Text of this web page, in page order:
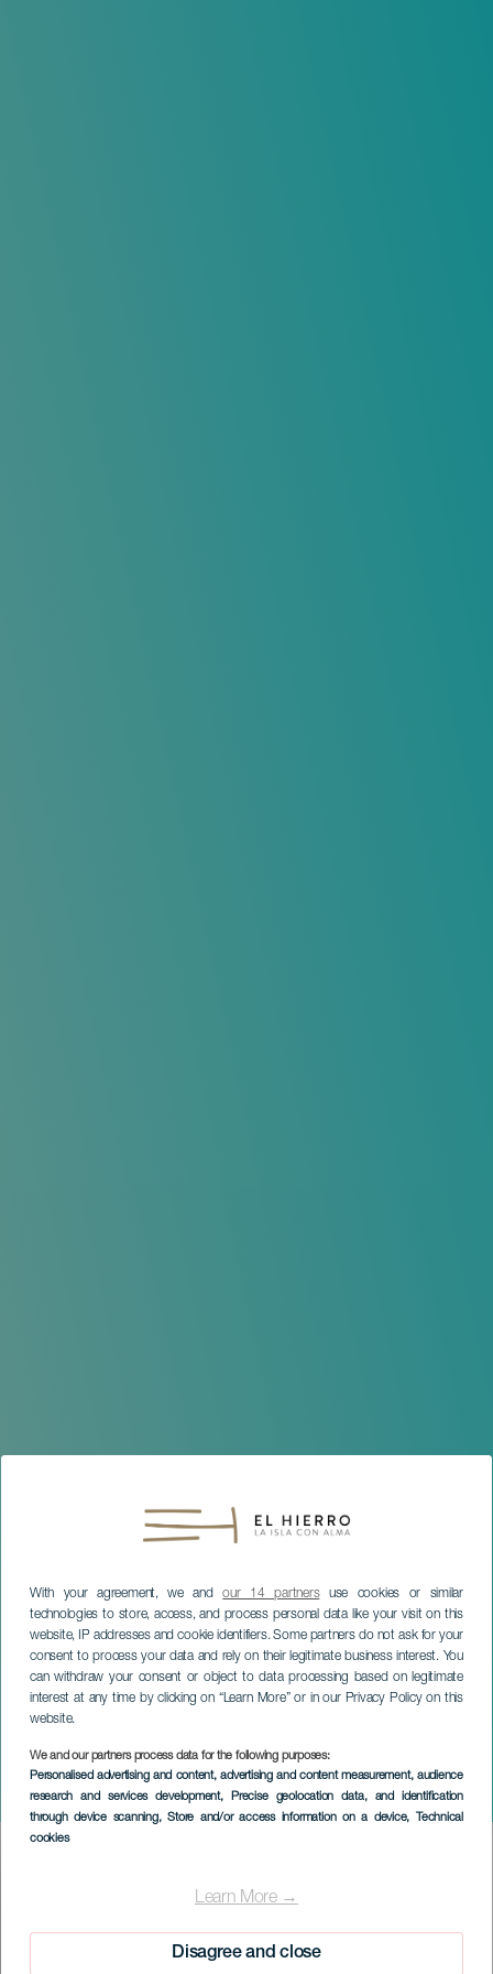
With your agreement, we andour 14 partnersuse cookies or similar
technologies to store, access, and process personal data like your visit on this
website, IP addresses and cookie identifiers. Some partners do not ask for your
consent to process your data and rely on their legitimate business interest. You
can withdraw your consent or object to data processing based on legitimate
interest at any time by clicking on “Learn More” or in our Privacy Policy on this
website.
We and our partners process data for the following purposes:
Personalised advertising and content, advertising and content measurement, audience
research and services development, Precise geolocation data, and identification
through device scanning, Store and/or access information on a device, Technical
cookies
Learn More →
Disagree and close
Magma Bike
EL HIERRO